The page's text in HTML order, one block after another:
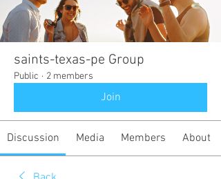
saints-texas-pe Group
Public · 2 members
Join
Discussion Media Members About